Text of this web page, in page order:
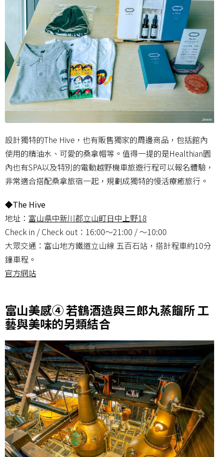
設計獨特的The Hive，也有販售獨家的周邊商品，包括館內
使用的精油水、可愛的桑拿帽等。值得一提的是Healthian園
內也有SPA以及特別的電動越野機車旅遊行程可以報名體驗，
非常適合搭配桑拿旅宿一起，規劃成獨特的慢活療癒旅行。
◆The Hive
地址： 富山県中新川郡立山町日中上野18
Check in / Check out：16:00～21:00 / 〜10:00
大眾交通：富山地方鐵道立山線 五百石站，搭計程車約10分
鐘車程。
官方網站
富山美感④ 若鶴酒造與三郎丸蒸餾所 工
藝與美味的另類結合